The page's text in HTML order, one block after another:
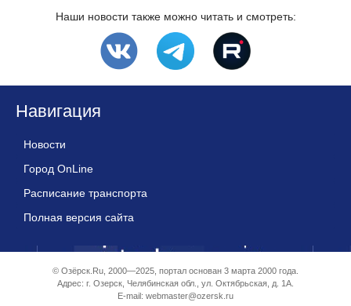
Наши новости также можно читать и смотреть:
Навигация
Новости
Город OnLine
Расписание транспорта
Полная версия сайта
© Озёрск.Ru, 2000—2025, портал основан 3 марта 2000 года.
Адрес: г. Озерск, Челябинская обл., ул. Октябрьская, д. 1А.
E-mail: webmaster@ozersk.ru